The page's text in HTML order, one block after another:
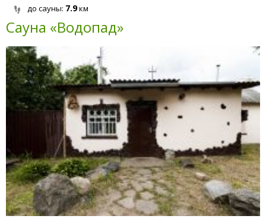
до сауны: 7.9км
Сауна «Водопад»